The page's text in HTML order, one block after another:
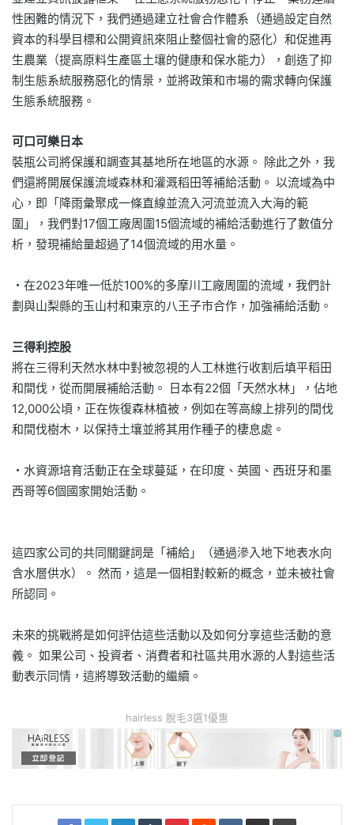
性困難的情況下，我們通過建立社會合作體系（通過設定自然
資本的科學目標和公開資訊來阻止整個社會的惡化）和促進再
生農業（提高原料生產區土壤的健康和保水能力），創造了抑
制生態系統服務惡化的情景，並將政策和市場的需求轉向保護
生態系統服務。
可口可樂日本
裝瓶公司將保護和調查其基地所在地區的水源。 除此之外，我
們還將開展保護流域森林和灌溉稻田等補給活動。 以流域為中
心，即「降雨彙聚成一條直線並流入河流並流入大海的範
圍」，我們對17個工廠周圍15個流域的補給活動進行了數值分
析，發現補給量超過了14個流域的用水量。
・在2023年唯一低於100%的多摩川工廠周圍的流域，我們計
劃與山梨縣的玉山村和東京的八王子市合作，加強補給活動。
三得利控股
將在三得利天然水林中對被忽視的人工林進行收割后填平稻田
和間伐，從而開展補給活動。 日本有22個「天然水林」，佔地
12,000公頃，正在恢復森林植被，例如在等高線上排列的間伐
和間伐樹木，以保持土壤並將其用作種子的棲息處。
・水資源培育活動正在全球蔓延，在印度、英國、西班牙和墨
西哥等6個國家開始活動。
這四家公司的共同關鍵詞是「補給」（通過滲入地下地表水向
含水層供水）。 然而，這是一個相對較新的概念，並未被社會
所認同。
未來的挑戰將是如何評估這些活動以及如何分享這些活動的意
義。 如果公司、投資者、消費者和社區共用水源的人對這些活
動表示同情，這將導致活動的繼續。
hairless 脫毛3選1優惠